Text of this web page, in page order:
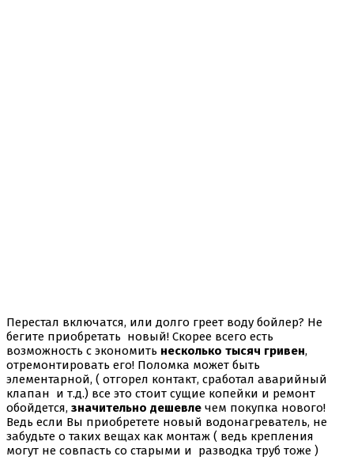
Перестал включатся, или долго греет воду бойлер? Не
бегите приобретать новый! Скорее всего есть
возможность с экономить несколько тысяч гривен,
отремонтировать его! Поломка может быть
элементарной, ( отгорел контакт, сработал аварийный
клапан и т.д.) все это стоит сущие копейки и ремонт
обойдется, значительно дешевле чем покупка нового!
Ведь если Вы приобретете новый водонагреватель, не
забудьте о таких вещах как монтаж ( ведь крепления
могут не совпасть со старыми и разводка труб тоже )